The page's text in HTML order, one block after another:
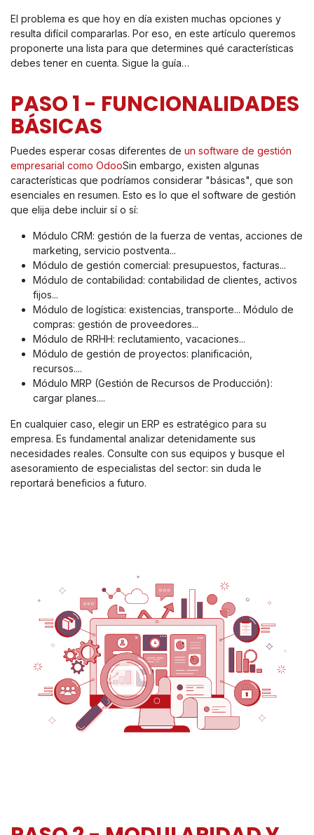
El problema es que hoy en día existen muchas opciones y
resulta difícil compararlas. Por eso, en este artículo queremos
proponerte una lista para que determines qué características
debes tener en cuenta. Sigue la guía…
PASO 1 - FUNCIONALIDADES
BÁSICAS
Puedes esperar cosas diferentes de un software de gestión
empresarial como OdooSin embargo, existen algunas
características que podríamos considerar "básicas", que son
esenciales en resumen. Esto es lo que el software de gestión
que elija debe incluir sí o sí:
Módulo CRM: gestión de la fuerza de ventas, acciones de
marketing, servicio postventa...
Módulo de gestión comercial: presupuestos, facturas...
Módulo de contabilidad: contabilidad de clientes, activos
fijos...
Módulo de logística: existencias, transporte... Módulo de
compras: gestión de proveedores...
Módulo de RRHH: reclutamiento, vacaciones...
Módulo de gestión de proyectos: planificación,
recursos....
Módulo MRP (Gestión de Recursos de Producción):
cargar planes....
En cualquier caso, elegir un ERP es estratégico para su
empresa. Es fundamental analizar detenidamente sus
necesidades reales. Consulte con sus equipos y busque el
asesoramiento de especialistas del sector: sin duda le
reportará beneficios a futuro.